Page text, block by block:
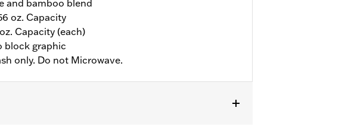
and bamboo blend
oz. Capacity
Capacity (each)
block graphic
only. Do not Microwave.